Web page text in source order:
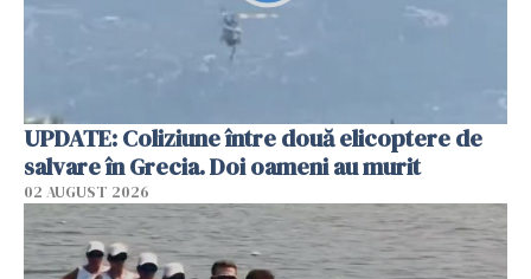
UPDATE: Coliziune între două elicoptere de
salvare în Grecia. Doi oameni au murit
02 AUGUST 2026